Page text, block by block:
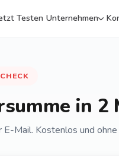
Testen Unternehmen
in 2
Mail. Kostenlos und